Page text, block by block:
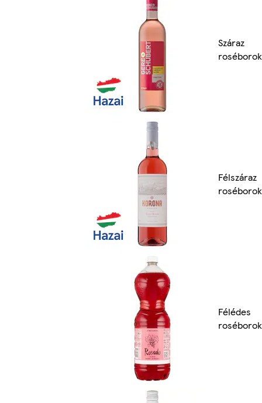
Száraz
roséborok
Félszáraz
roséborok
Félédes
roséborok